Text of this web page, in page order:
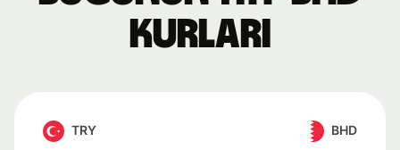
kurları
TRY BHD